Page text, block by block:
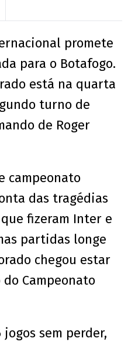
promete
para o Botafogo.
está na quarta
turno de
de Roger
campeonato
das tragédias
fizeram Inter e
partidas longe
chegou estar
Campeonato
sem perder,